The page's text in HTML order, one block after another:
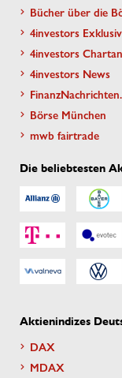
Bücher über die
4investors Exklusiv
4investors
4investors News
Börse München
mwb fairtrade
Die beliebtesten
Aktienindizes
DAX
MDAX